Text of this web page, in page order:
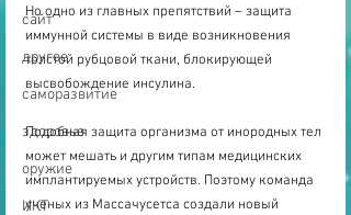
сайт
другое
саморазвитие
здоровье
оружие
ИКТ
Но одно из главных препятствий – защита
иммунной системы в виде возникновения
толстой рубцовой ткани, блокирующей
высвобождение инсулина.
Подобная защита организма от инородных тел
может мешать и другим типам медицинских
имплантируемых устройств. Поэтому команда
ученых из Массачусетса создали новый